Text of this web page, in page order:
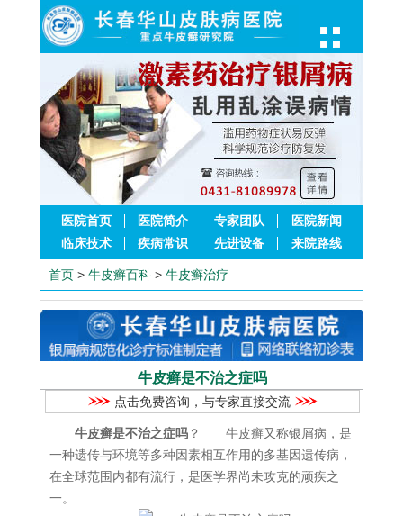
医院首页 医院简介 专家团队
医院新闻
临床技术
疾病常识 先进设备 来院路线
首页 > 牛皮癣百科 > 牛皮癣治疗
牛皮癣是不治之症吗
点击免费咨询，与专家直接交流
牛皮癣是不治之症吗 ？ 牛皮癣又称银屑病，是
一种遗传与环境等多种因素相互作用的多基因遗传病，
在全球范围内都有流行，是医学界尚未攻克的顽疾之
一。